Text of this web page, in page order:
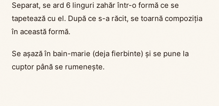
Separat, se ard 6 linguri zahăr într-o formă ce se
tapetează cu el. După ce s-a răcit, se toarnă compoziția
în această formă.
Se așază în bain-marie (deja fierbinte) și se pune la
cuptor până se rumenește.